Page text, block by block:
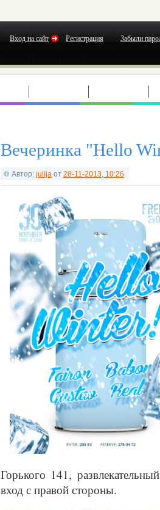
Вход на сайт Регистрация Забыли
Вечеринка "Hello
Автор: julija от 28-11-2013, 10:26
Горького 141,
вход с правой стороны.